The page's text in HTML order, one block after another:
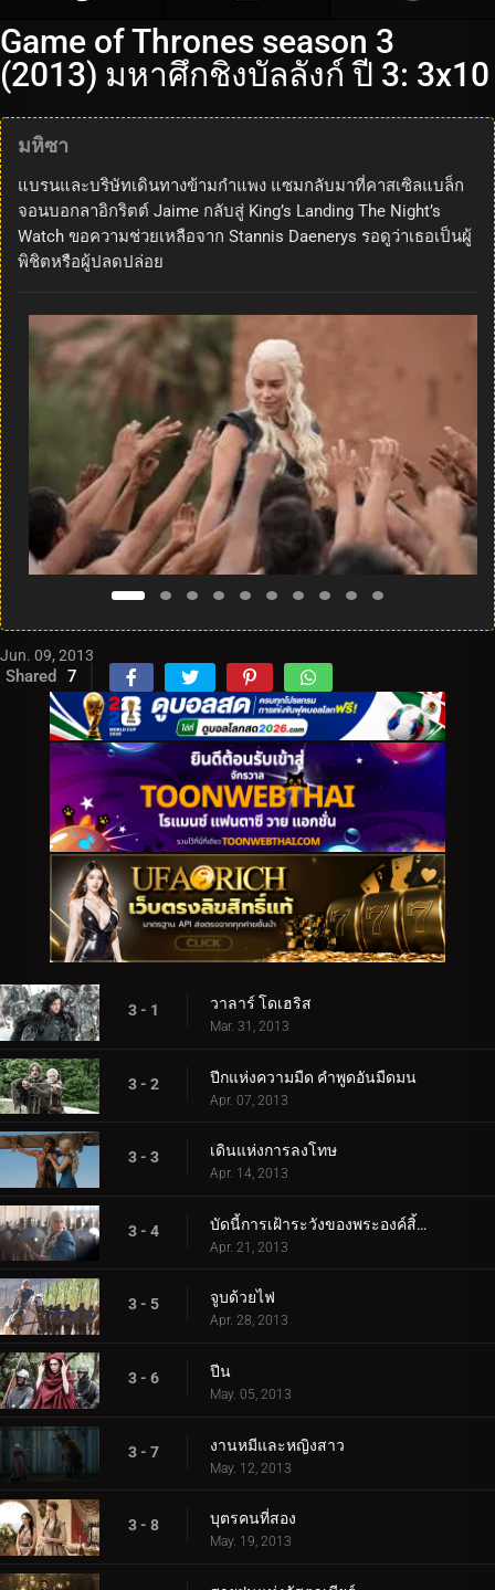
Game of Thrones season 3
(2013) มหาศึกชิงบัลลังก์ ปี 3: 3x10
มหิซา
แบรนและบริษัทเดินทางข้ามกำแพง แซมกลับมาที่คาสเซิลแบล็ก
จอนบอกลาอิกริตต์ Jaime กลับสู่ King’s Landing The Night’s
Watch ขอความช่วยเหลือจาก Stannis Daenerys รอดูว่าเธอเป็นผู้
พิชิตหรือผู้ปลดปล่อย
Jun. 09, 2013
Shared 7
3 - 1 วาลาร์ โดเฮริส
Mar. 31, 2013
3 - 2 ปีกแห่งความมืด คำพูดอันมืดมน
Apr. 07, 2013
3 - 3 เดินแห่งการลงโทษ
Apr. 14, 2013
3 - 4 บัดนี้การเฝ้าระวังของพระองค์สิ้นสุดลงแล้ว
Apr. 21, 2013
3 - 5 จูบด้วยไฟ
Apr. 28, 2013
3 - 6 ปีน
May. 05, 2013
3 - 7 งานหมีและหญิงสาว
May. 12, 2013
3 - 8 บุตรคนที่สอง
May. 19, 2013